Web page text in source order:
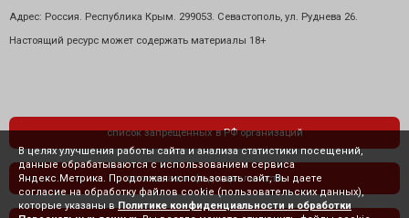
Адрес: Россия. Республика Крым. 299053. Севастополь, ул. Руднева 26.
Настоящий ресурс может содержать материалы 18+
список запрещенных в РФ организаций
политика конфиденциальности
В целях улучшения работы сайта и анализа статистики посещений,
данные обрабатываются с использованием сервиса
Яндекс.Метрика. Продолжая использовать сайт, Вы даете
согласие на обработку файлов cookie (пользовательских данных),
которые указаны в Политике конфиденциальности и обработки